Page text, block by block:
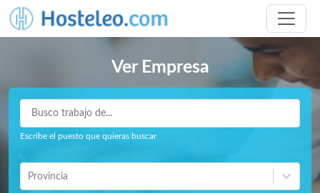
Ver Empresa
Escribe el puesto que quieras buscar
Provincia